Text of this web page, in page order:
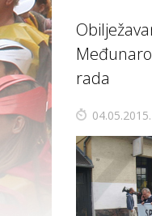
rada